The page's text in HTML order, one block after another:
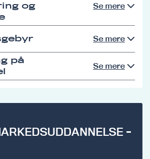
og
Se mere
Se mere
på
Se mere
-